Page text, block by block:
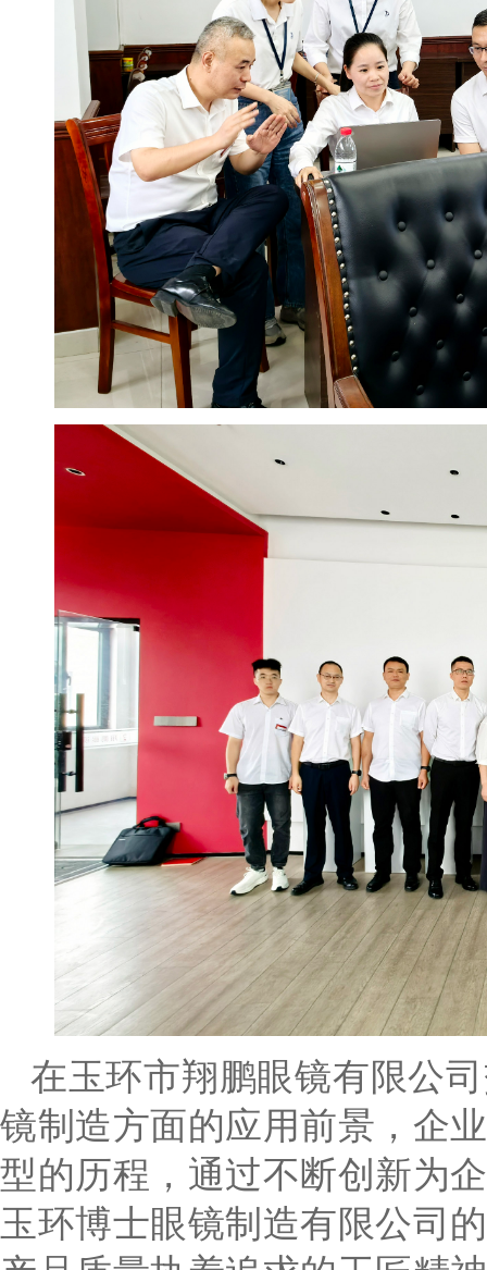
在玉环市翔鹏眼镜有限公
镜制造方面的应用前景，企
型的历程，通过不断创新为
玉环博士眼镜制造有限公司